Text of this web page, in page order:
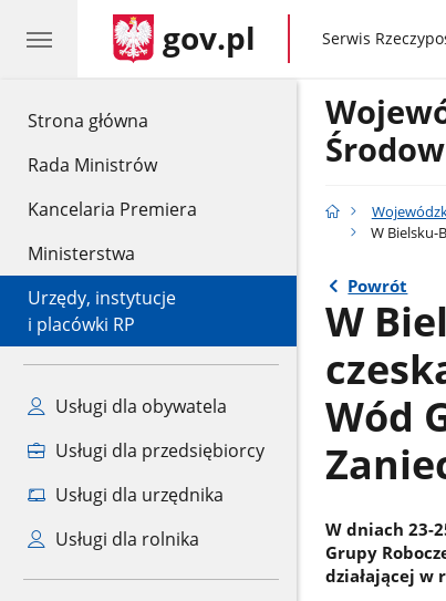
Strona główna
Rada Ministrów
Kancelaria Premiera
Ministerstwa
Urzędy, instytucje
i placówki RP
Usługi dla obywatela
Usługi dla przedsiębiorcy
Usługi dla urzędnika
Usługi dla rolnika
gov.pl gov.pl
Serwis
W Bielsku-
Powrót
W
Wód
W dniach 23-
Grupy
działającej w